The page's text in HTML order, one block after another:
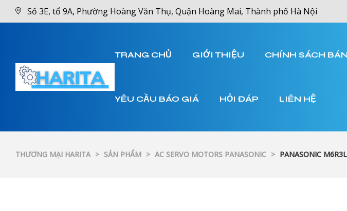
Số 3E, tổ 9A, Phường Hoàng Văn Thụ, Quận Hoàng Mai, Thành phố Hà Nội
TRANG CHỦ GIỚI THIỆU CHÍNH SÁCH
YÊU CẦU BÁO GIÁ HỎI ĐÁP LIÊN HỆ
THƯƠNG MẠI HARITA > SẢN PHẨM > AC SERVO MOTORS PANASONIC > PANASONIC